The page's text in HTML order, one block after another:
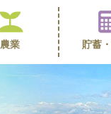
農業 貯蓄・